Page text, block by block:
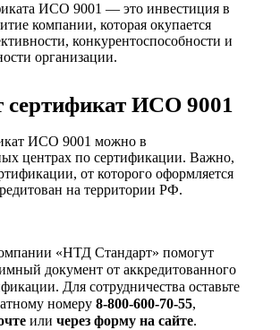
ИСО 9001 — это инвестиция в
компании, которая окупается
конкурентоспособности и
организации.
сертификат ИСО 9001
ИСО 9001 можно в
центрах по сертификации. Важно,
от которого оформляется
на территории РФ.
«НТД Стандарт» помогут
документ от аккредитованного
Для сотрудничества оставьте
номеру 8-800-600-70-55,
или через форму на сайте.